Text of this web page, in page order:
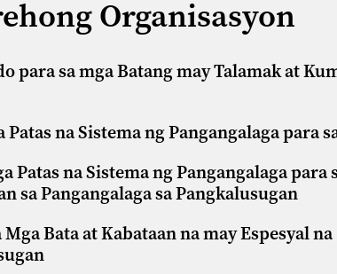
Organisasyon
para sa mga Batang may Talamak at
na Sistema ng Pangangalaga para
Patas na Sistema ng Pangangalaga para
sa Pangangalaga sa Pangkalusugan
Bata at Kabataan na may Espesyal na